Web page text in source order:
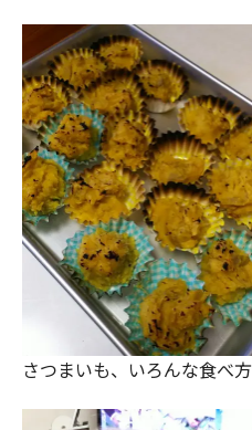
さつまいも、いろんな食べ